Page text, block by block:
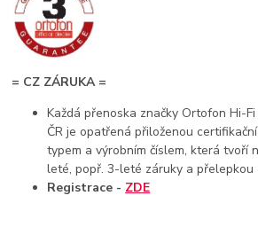
= CZ ZÁRUKA =
Každá přenoska značky Ortofon Hi-
ČR je opatřená přiloženou
typem a výrobním číslem, která tvoří
leté, popř. 3-leté záruky a přelepkou
Registrace - ZDE